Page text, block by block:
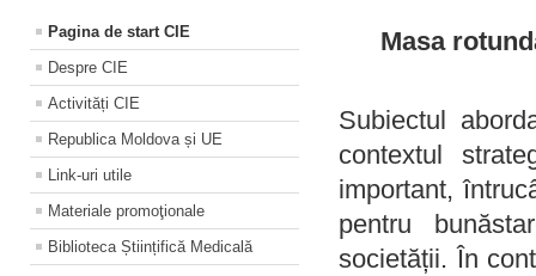
Pagina de start CIE
Despre CIE
Activități CIE
Republica Moldova și UE
Link-uri utile
Materiale promoţionale
Biblioteca Științifică Medicală
Masa
Subiectul
contextul
important,
pentru
societății. În